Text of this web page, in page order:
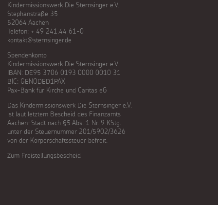
Kindermissionswerk Die Sternsinger e.V.
Stephanstraße 35
52064 Aachen
Telefon: + 49 241.44 61-0
kontakt@sternsinger.de
Spendenkonto
Kindermissionswerk Die Sternsinger e.V.
IBAN: DE95 3706 0193 0000 0010 31
BIC: GENODED1PAX
Pax-Bank für Kirche und Caritas eG
Das Kindermissionswerk Die Sternsinger e.V.
ist laut letztem Bescheid des Finanzamts
Aachen-Stadt nach §5 Abs. 1 Nr. 9 KStg.
unter der Steuernummer 201/5902/3626
von der Körperschaftssteuer befreit.
Zum Freistellungsbescheid